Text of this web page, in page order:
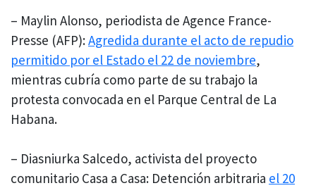
– Maylin Alonso, periodista de Agence France-
Presse (AFP):Agredida durante el acto de repudio
permitido por el Estado el 22 de noviembre,
mientras cubría como parte de su trabajo la
protesta convocada en el Parque Central de La
Habana.
– Diasniurka Salcedo, activista del proyecto
comunitario Casa a Casa: Detención arbitraria el 20